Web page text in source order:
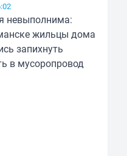
невыполнима:
жильцы дома
запихнуть
в мусоропровод